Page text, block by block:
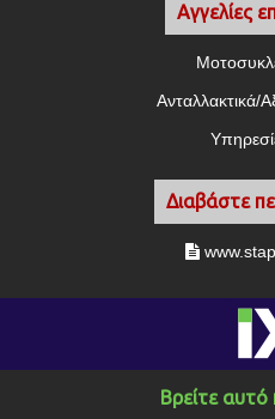
Αγγελίες
Ανταλλακτικά/
Διαβάστε
Βρείτε